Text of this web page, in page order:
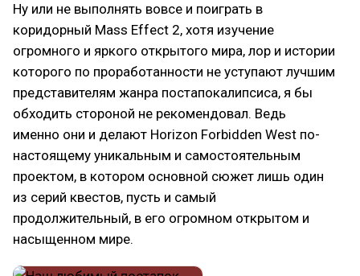
Ну или не выполнять вовсе и поиграть в
коридорный Mass Effect 2, хотя изучение
огромного и яркого открытого мира, лор и истории
которого по проработанности не уступают лучшим
представителям жанра постапокалипсиса, я бы
обходить стороной не рекомендовал. Ведь
именно они и делают Horizon Forbidden West по-
настоящему уникальным и самостоятельным
проектом, в котором основной сюжет лишь один
из серий квестов, пусть и самый
продолжительный, в его огромном открытом и
насыщенном мире.